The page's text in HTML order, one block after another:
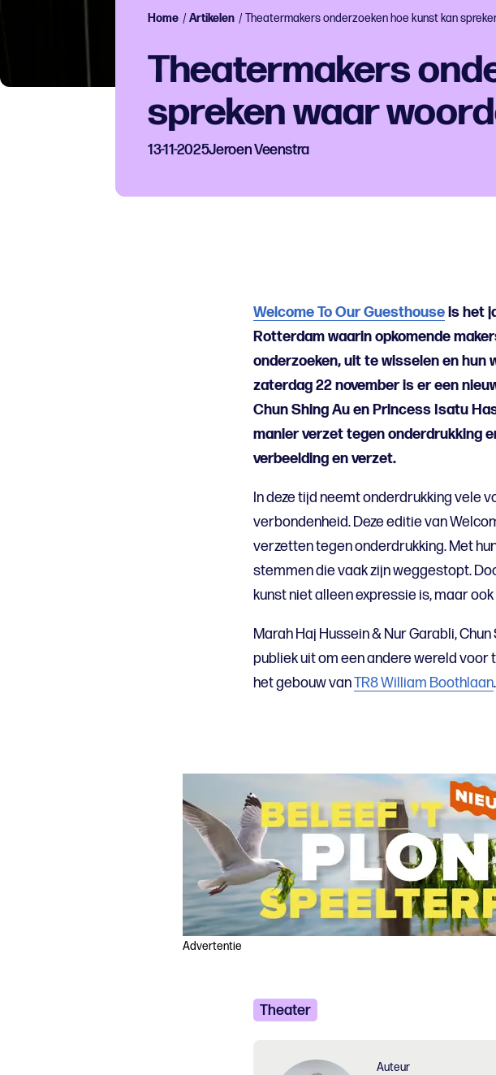
Home /Artikelen /Theatermakers onderzoeken hoe kunst kan
Theatermakers
spreken waar
13-11-2025Jeroen Veenstra
Welcome To Our Guesthouse is het
Rotterdam waarin opkomende
onderzoeken, uit te wisselen en hun
zaterdag 22 november is er een
Chun Shing Au en Princess Isatu
manier verzet tegen onderdrukking
verbeelding en verzet.
In deze tijd neemt onderdrukking vele
verbondenheid. Deze editie van
verzetten tegen onderdrukking. Met
stemmen die vaak zijn weggestopt.
kunst niet alleen expressie is, maar
Marah Haj Hussein & Nur Garabli,
publiek uit om een andere wereld voor
het gebouw vanTR8 William Boothlaan.
Advertentie
Theater
Auteur